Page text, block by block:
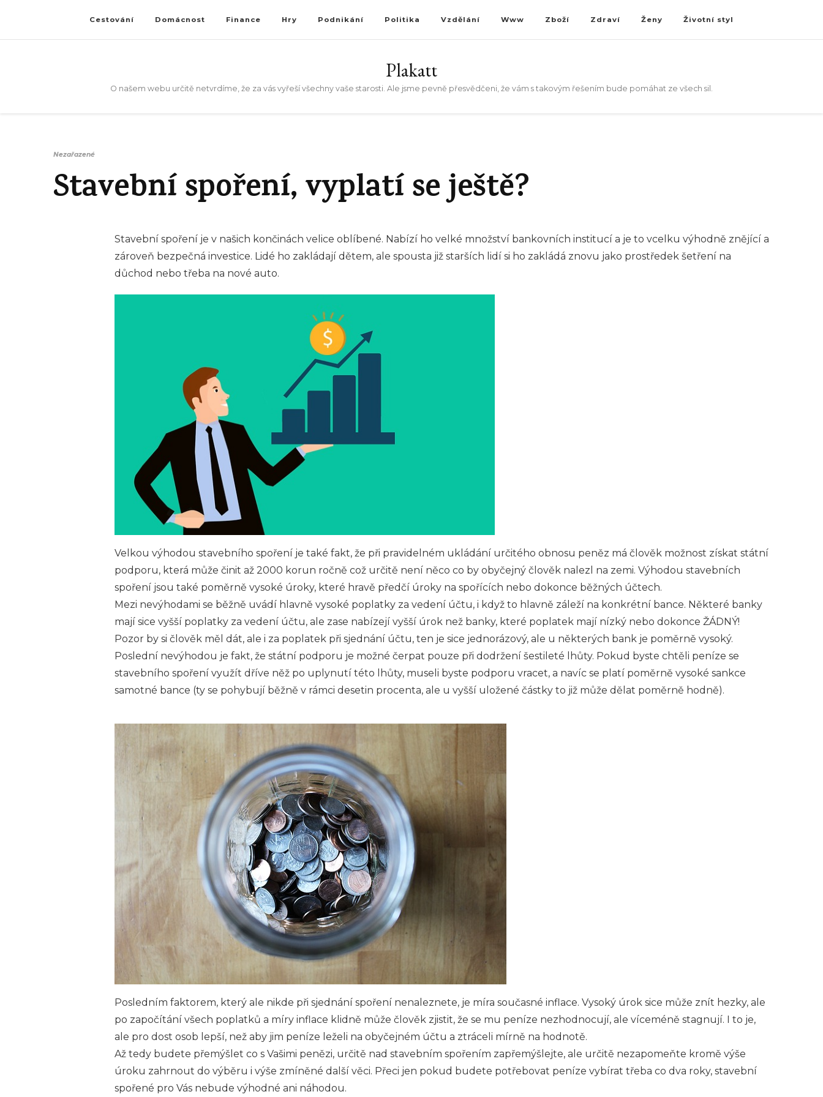
Cestování Domácnost Finance Hry Podnikání Politika Vzdělání Www Zboží Zdraví Ženy Životní styl
Plakatt
O našem webu určitě netvrdíme, že za vás vyřeší všechny vaše starosti. Ale jsme pevně přesvědčeni, že vám s takovým řešením bude pomáhat ze všech sil.
Nezařazené
Stavební spoření, vyplatí se ještě?
Stavební spoření je v našich končinách velice oblíbené. Nabízí ho velké množství bankovních institucí a je to vcelku výhodně znějící a
zároveň bezpečná investice. Lidé ho zakládají dětem, ale spousta již starších lidí si ho zakládá znovu jako prostředek šetření na
důchod nebo třeba na nové auto.
Velkou výhodou stavebního spoření je také fakt, že při pravidelném ukládání určitého obnosu peněz má člověk možnost získat státní
podporu, která může činit až 2000 korun ročně což určitě není něco co by obyčejný člověk nalezl na zemi. Výhodou stavebních
spoření jsou také poměrně vysoké úroky, které hravě předčí úroky na spořících nebo dokonce běžných účtech.
Mezi nevýhodami se běžně uvádí hlavně vysoké poplatky za vedení účtu, i když to hlavně záleží na konkrétní bance. Některé banky
mají sice vyšší poplatky za vedení účtu, ale zase nabízejí vyšší úrok než banky, které poplatek mají nízký nebo dokonce ŽÁDNÝ!
Pozor by si člověk měl dát, ale i za poplatek při sjednání účtu, ten je sice jednorázový, ale u některých bank je poměrně vysoký.
Poslední nevýhodou je fakt, že státní podporu je možné čerpat pouze při dodržení šestileté lhůty. Pokud byste chtěli peníze se
stavebního spoření využít dříve něž po uplynutí této lhůty, museli byste podporu vracet, a navíc se platí poměrně vysoké sankce
samotné bance (ty se pohybují běžně v rámci desetin procenta, ale u vyšší uložené částky to již může dělat poměrně hodně).
Posledním faktorem, který ale nikde při sjednání spoření nenaleznete, je míra současné inflace. Vysoký úrok sice může znít hezky, ale
po započítání všech poplatků a míry inflace klidně může člověk zjistit, že se mu peníze nezhodnocují, ale víceméně stagnují. I to je,
ale pro dost osob lepší, než aby jim peníze leželi na obyčejném účtu a ztráceli mírně na hodnotě.
Až tedy budete přemýšlet co s Vašimi penězi, určitě nad stavebním spořením zapřemýšlejte, ale určitě nezapomeňte kromě výše
úroku zahrnout do výběru i výše zmíněné další věci. Přeci jen pokud budete potřebovat peníze vybírat třeba co dva roky, stavební
spořené pro Vás nebude výhodné ani náhodou.